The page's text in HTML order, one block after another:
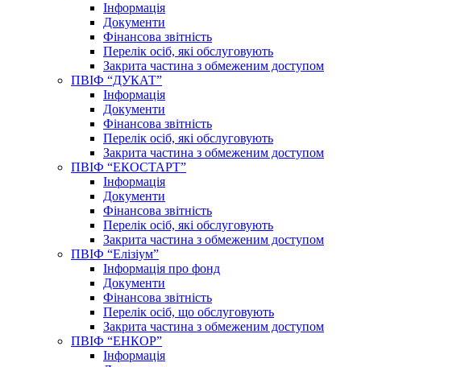
Інформація
Документи
Фінансова звітність
Перелік осіб, які обслуговують
Закрита частина з обмеженим доступом
ПВІФ “ДУКАТ”
Інформація
Документи
Фінансова звітність
Перелік осіб, які обслуговують
Закрита частина з обмеженим доступом
ПВІФ “ЕКОСТАРТ”
Інформація
Документи
Фінансова звітність
Перелік осіб, які обслуговують
Закрита частина з обмеженим доступом
ПВІФ “Елізіум”
Інформація про фонд
Документи
Фінансова звітність
Перелік осіб, що обслуговують
Закрита частина з обмеженим доступом
ПВІФ “ЕНКОР”
Інформація